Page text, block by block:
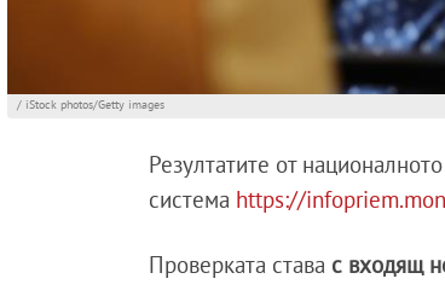
/ iStock photos/Getty images
Резултатите от
система https://
Проверката става с входящ